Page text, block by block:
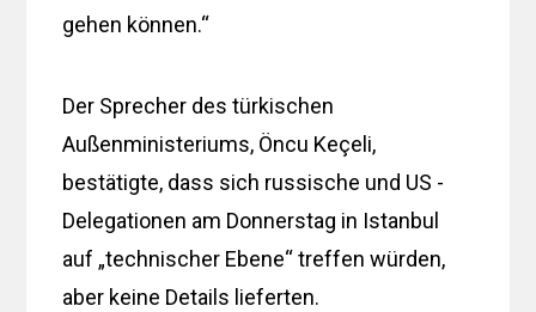
gehen können.“
Der Sprecher des türkischen
Außenministeriums, Öncu Keçeli,
bestätigte, dass sich russische und US -
Delegationen am Donnerstag in Istanbul
auf „technischer Ebene“ treffen würden,
aber keine Details lieferten.